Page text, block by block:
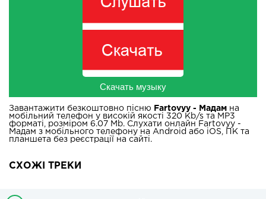
Скачать музыку
Завантажити безкоштовно пісню Fartovyy - Мадам на
мобільний телефон у високій якості 320 Kb/s та MP3
форматі, розміром 6.07 Mb. Слухати онлайн Fartovyy -
Мадам з мобільного телефону на Android або iOS, ПК та
планшета без реєстрації на сайті.
СХОЖІ ТРЕКИ